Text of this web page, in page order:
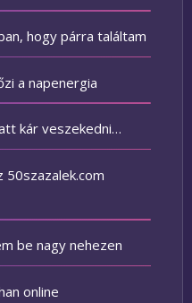
hogy párra találtam
a napenergia
kár veszekedni…
50szazalek.com
be nagy nehezen
online